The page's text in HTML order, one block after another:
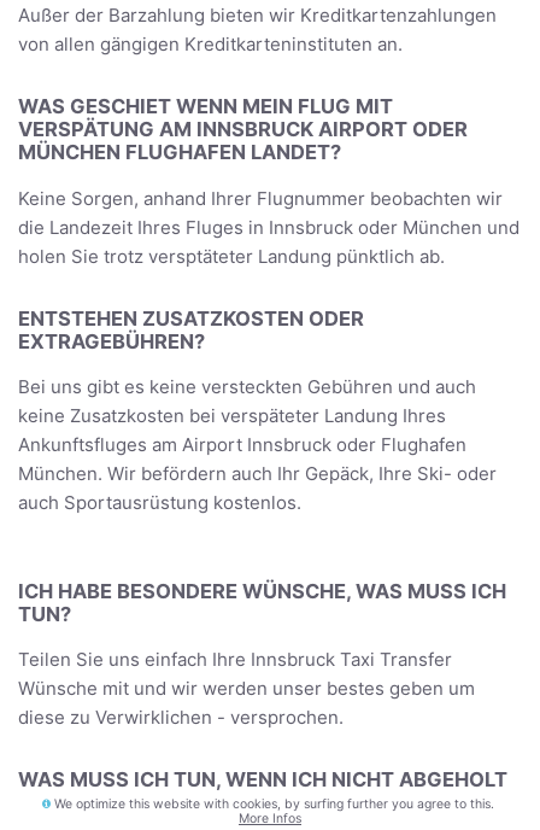
Außer der Barzahlung bieten wir Kreditkartenzahlungen
von allen gängigen Kreditkarteninstituten an.
WAS GESCHIET WENN MEIN FLUG MIT
VERSPÄTUNG AM INNSBRUCK AIRPORT ODER
MÜNCHEN FLUGHAFEN LANDET?
Keine Sorgen, anhand Ihrer Flugnummer beobachten wir
die Landezeit Ihres Fluges in Innsbruck oder München und
holen Sie trotz versptäteter Landung pünktlich ab.
ENTSTEHEN ZUSATZKOSTEN ODER
EXTRAGEBÜHREN?
Bei uns gibt es keine versteckten Gebühren und auch
keine Zusatzkosten bei verspäteter Landung Ihres
Ankunftsfluges am Airport Innsbruck oder Flughafen
München. Wir befördern auch Ihr Gepäck, Ihre Ski- oder
auch Sportausrüstung kostenlos.
ICH HABE BESONDERE WÜNSCHE, WAS MUSS ICH
TUN?
Teilen Sie uns einfach Ihre Innsbruck Taxi Transfer
Wünsche mit und wir werden unser bestes geben um
diese zu Verwirklichen - versprochen.
WAS MUSS ICH TUN, WENN ICH NICHT ABGEHOLT
WERDE?
We optimize this website with cookies, by surfing further you agree to this.
More Infos